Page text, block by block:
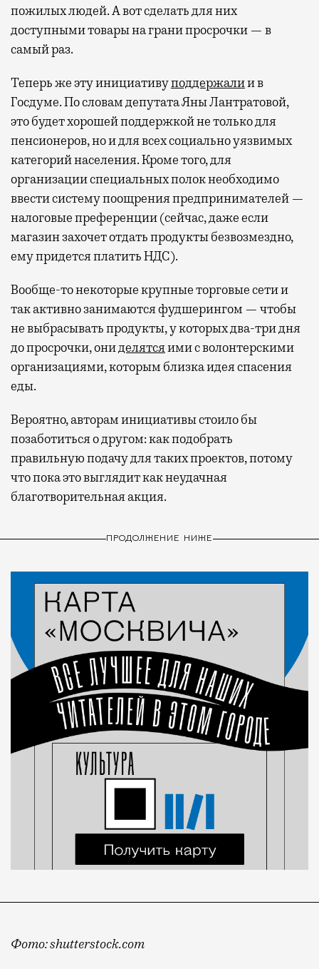
пожилых людей. А вот сделать для них
доступными товары на грани просрочки — в
самый раз.
Теперь же эту инициативуподдержалии в
Госдуме. По словам депутата Яны Лантратовой,
это будет хорошей поддержкой не только для
пенсионеров, но и для всех социально уязвимых
категорий населения. Кроме того, для
организации специальных полок необходимо
ввести систему поощрения предпринимателей —
налоговые преференции (сейчас, даже если
магазин захочет отдать продукты безвозмездно,
ему придется платить НДС).
Вообще-то некоторые крупные торговые сети и
так активно занимаются фудшерингом — чтобы
не выбрасывать продукты, у которых два-три дня
до просрочки, ониделятсяими с волонтерскими
организациями, которым близка идея спасения
еды.
Вероятно, авторам инициативы стоило бы
позаботиться о другом: как подобрать
правильную подачу для таких проектов, потому
что пока это выглядит как неудачная
благотворительная акция.
ПРОДОЛЖЕНИЕ НИЖЕ
Фото: shutterstock.com